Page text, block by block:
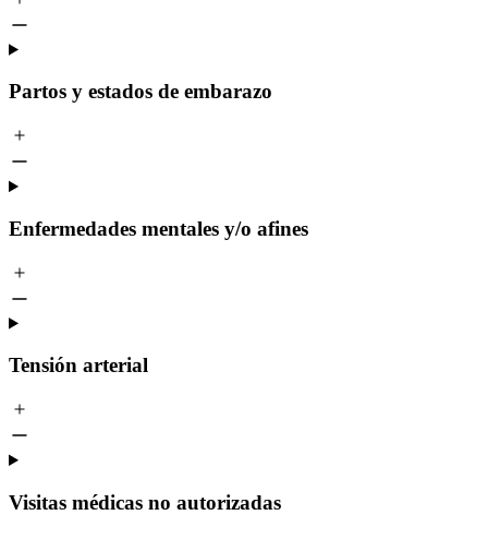
Partos y estados de embarazo
Enfermedades mentales y/o afines
Tensión arterial
Visitas médicas no autorizadas